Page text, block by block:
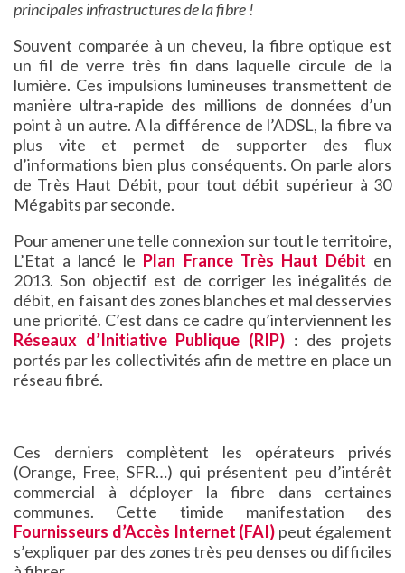
principales infrastructures de la fibre !
Souvent comparée à un cheveu, la fibre optique est
un fil de verre très fin dans laquelle circule de la
lumière. Ces impulsions lumineuses transmettent de
manière ultra-rapide des millions de données d’un
point à un autre. A la différence de l’ADSL, la fibre va
plus vite et permet de supporter des flux
d’informations bien plus conséquents. On parle alors
de Très Haut Débit, pour tout débit supérieur à 30
Mégabits par seconde.
Pour amener une telle connexion sur tout le territoire,
L’Etat a lancé le Plan France Très Haut Débit en
2013. Son objectif est de corriger les inégalités de
débit, en faisant des zones blanches et mal desservies
une priorité. C’est dans ce cadre qu’interviennent les
Réseaux d’Initiative Publique (RIP) : des projets
portés par les collectivités afin de mettre en place un
réseau fibré.
Ces derniers complètent les opérateurs privés
(Orange, Free, SFR…) qui présentent peu d’intérêt
commercial à déployer la fibre dans certaines
communes. Cette timide manifestation des
Fournisseurs d’Accès Internet (FAI) peut également
s’expliquer par des zones très peu denses ou difficiles